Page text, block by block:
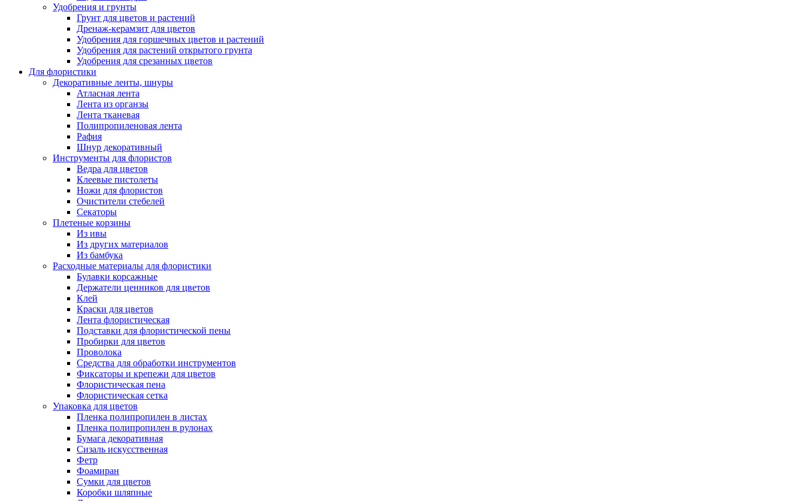
Удобрения и грунты
Грунт для цветов и растений
Дренаж-керамзит для цветов
Удобрения для горшечных цветов и растений
Удобрения для растений открытого грунта
Удобрения для срезанных цветов
Для флористики
Декоративные ленты, шнуры
Атласная лента
Лента из органзы
Лента тканевая
Полипропиленовая лента
Рафия
Шнур декоративный
Инструменты для флористов
Ведра для цветов
Клеевые пистолеты
Ножи для флористов
Очистители стебелей
Секаторы
Плетеные корзины
Из ивы
Из других материалов
Из бамбука
Расходные материалы для флористики
Булавки корсажные
Держатели ценников для цветов
Клей
Краски для цветов
Лента флористическая
Подставки для флористической пены
Пробирки для цветов
Проволока
Средства для обработки инструментов
Фиксаторы и крепежи для цветов
Флористическая пена
Флористическая сетка
Упаковка для цветов
Пленка полипропилен в листах
Пленка полипропилен в рулонах
Бумага декоративная
Сизаль искусственная
Фетр
Фоамиран
Сумки для цветов
Коробки шляпные